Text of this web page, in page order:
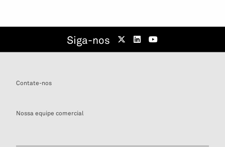
Siga-nos
Contate-nos
Nossa equipe comercial